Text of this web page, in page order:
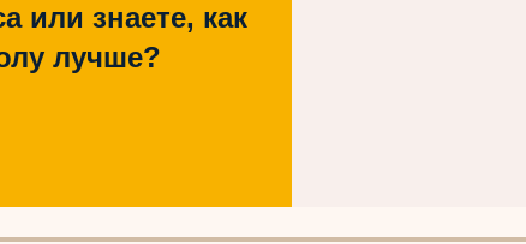
или знаете, как
лучше?